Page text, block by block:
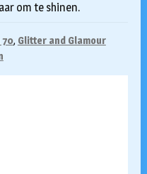
om te shinen.
70, Glitter and Glamour